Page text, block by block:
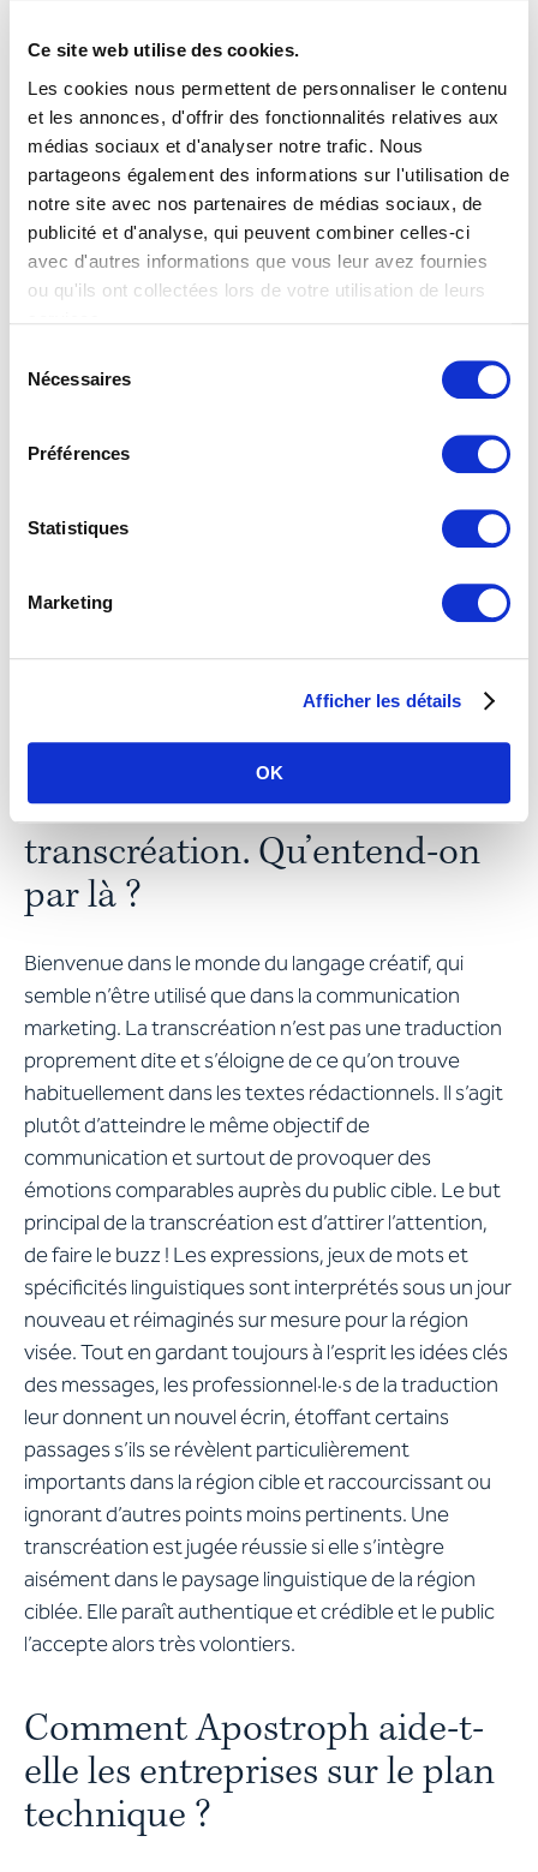
Ce site web utilise des cookies.
Les cookies nous permettent de personnaliser le contenu
et les annonces, d'offrir des fonctionnalités relatives aux
médias sociaux et d'analyser notre trafic. Nous
partageons également des informations sur l'utilisation de
notre site avec nos partenaires de médias sociaux, de
publicité et d'analyse, qui peuvent combiner celles-ci
avec d'autres informations que vous leur avez fournies
ou qu'ils ont collectées lors de votre utilisation de leurs
déclaration de protection des données
Nécessaires
Préférences
Statistiques
Marketing
Afficher les détails
OK
J’avoue que nous, les mordus du langage, avons un
vocabulaire qui peut décontenancer au premier
abord (rires). Lorsqu’on parle de localisation, on
signifie que la traduction prend en compte un aspect
supplémentaire important, à savoir les particularités
locales et culturelles d’une région linguistique. Nous
travaillons alors exclusivement avec des expert·e·s en
langues qui traduisent dans leur langue maternelle et
question. Être sensible aux singularités d’un espace
linguistique spécifique est une condition
publiés en ligne, que ce soit sur un site Internet ou un
linguistiquement les pieds dans le plat est de se
familiariser avec la couleur locale. Les traductions
localisées sont immanquablement plus efficaces.
Pour résumer, on pourrait dire que la localisation
Les mordus du langage ont un
autre mot bien à eux : la
transcréation. Qu’entend-on
par là ?
Bienvenue dans le monde du langage créatif, qui
semble n’être utilisé que dans la communication
marketing. La transcréation n’est pas une traduction
proprement dite et s’éloigne de ce qu’on trouve
habituellement dans les textes rédactionnels. Il s’agit
plutôt d’atteindre le même objectif de
communication et surtout de provoquer des
émotions comparables auprès du public cible. Le but
principal de la transcréation est d’attirer l’attention,
de faire le buzz ! Les expressions, jeux de mots et
spécificités linguistiques sont interprétés sous un jour
nouveau et réimaginés sur mesure pour la région
visée. Tout en gardant toujours à l’esprit les idées clés
des messages, les professionnel·le·s de la traduction
leur donnent un nouvel écrin, étoffant certains
passages s’ils se révèlent particulièrement
importants dans la région cible et raccourcissant ou
ignorant d’autres points moins pertinents. Une
transcréation est jugée réussie si elle s’intègre
aisément dans le paysage linguistique de la région
ciblée. Elle paraît authentique et crédible et le public
l’accepte alors très volontiers.
Comment Apostroph aide-t-
elle les entreprises sur le plan
technique ?